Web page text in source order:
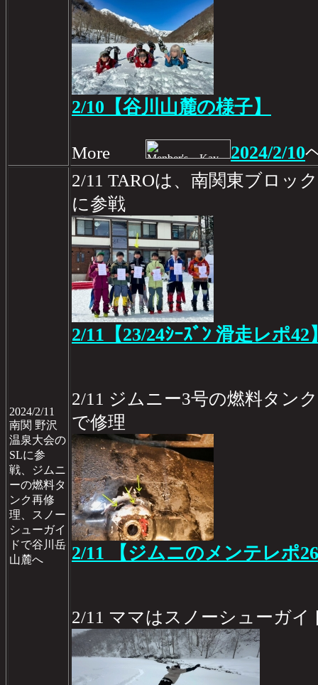
2/10【谷川山麓の様子】
More 2024/2/10
2024/2/11
南関 野沢
温泉大会の
SLに参
戦、ジムニ
ーの燃料タ
ンク再修
理、スノー
シューガイ
ドで谷川岳
山麓へ
2/11 TAROは、南関東ブロッ
に参戦
2/11【23/24ｼｰｽﾞﾝ 滑走レポ42
2/11 ジムニー3号の燃料タン
で修理
2/11 【ジムニのメンテレポ
2/11 ママはスノーシューガイ